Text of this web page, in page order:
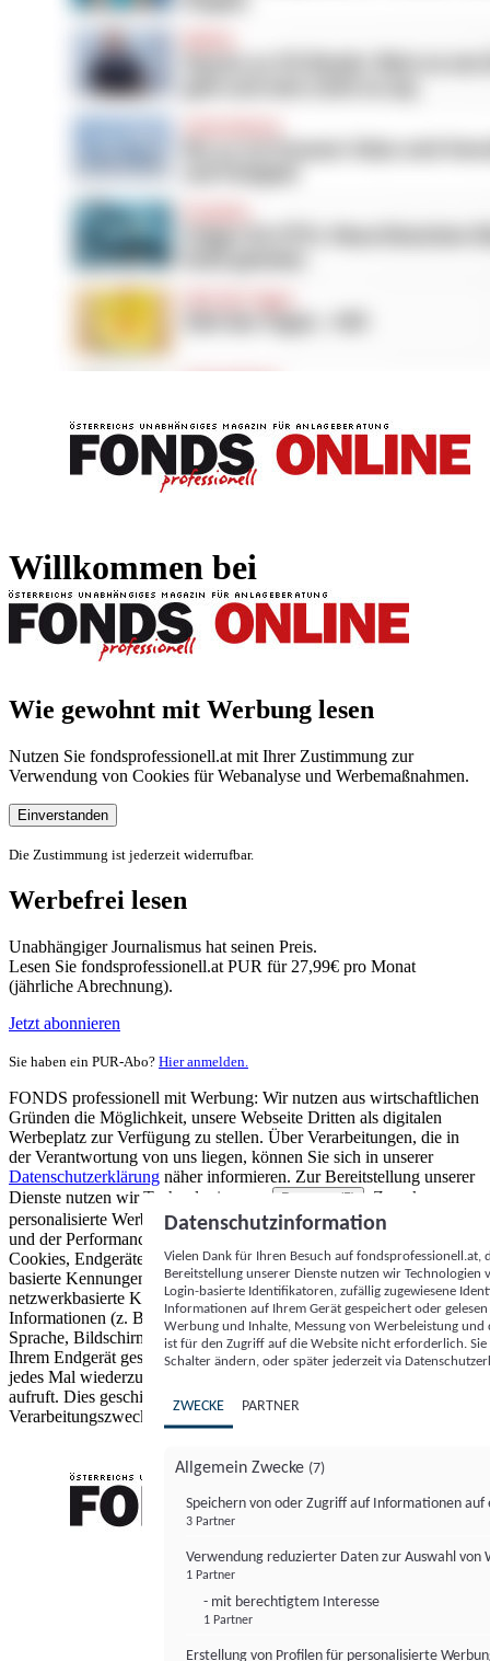
Willkommen bei
Wie gewohnt mit Werbung lesen
Nutzen Sie fondsprofessionell.at mit Ihrer Zustimmung zur
Verwendung von Cookies für Webanalyse und Werbemaßnahmen.
Einverstanden
Die Zustimmung ist jederzeit widerrufbar.
Werbefrei lesen
Unabhängiger Journalismus hat seinen Preis.
Lesen Sie fondsprofessionell.at PUR für 27,99€ pro Monat
(jährliche Abrechnung).
Jetzt abonnieren
Sie haben ein PUR-Abo? Hier anmelden.
FONDS professionell mit Werbung: Wir nutzen aus wirtschaftlichen
Gründen die Möglichkeit, unsere Webseite Dritten als digitalen
Werbeplatz zur Verfügung zu stellen. Über Verarbeitungen, die in
der Verantwortung von uns liegen, können Sie sich in unserer
Datenschutzerklärung näher informieren. Zur Bereitstellung unserer
Dienste nutzen wir Technologien von
Partnern (5)
. Zwecke:
personalisierte Werbung und Inhalte, Messung von Werbeleistung
und der Performance von Inhalten sowie Zielgruppenforschung.
Cookies, Endgeräte- oder ähnliche Online-Kennungen (z. B. login-
basierte Kennungen, zufällig generierte Kennungen,
netzwerkbasierte Kennungen) können zusammen mit anderen
Informationen (z. B. Browsertyp und Browserinformationen,
Sprache, Bildschirmgröße, unterstützte Technologien usw.) auf
Ihrem Endgerät gespeichert oder von dort ausgelesen werden, um es
jedes Mal wiederzuerkennen, wenn es eine App oder einer Webseite
aufruft. Dies geschieht für einen oder mehrere der hier aufgeführten
Verarbeitungszwecke.
Datenschutzinformation
Vielen Dank für Ihren Besuch auf
Bereitstellung unserer Dienste nutzen wir Technologien
Login-basierte Identifikatoren, zufällig zugewiesene
Informationen auf Ihrem Gerät gespeichert oder
Werbung und Inhalte, Messung von Werbeleistung
ist für den Zugriff auf die Website nicht erforderlich.
Schalter ändern, oder später jederzeit via
ZWECKE PARTNER
Allgemein Zwecke (7)
Speichern von oder Zugriff auf Informationen auf
3 Partner
Verwendung reduzierter Daten zur Auswahl von
1 Partner
- mit berechtigtem Interesse
1 Partner
Erstellung von Profilen für personalisierte
FONDS professionell